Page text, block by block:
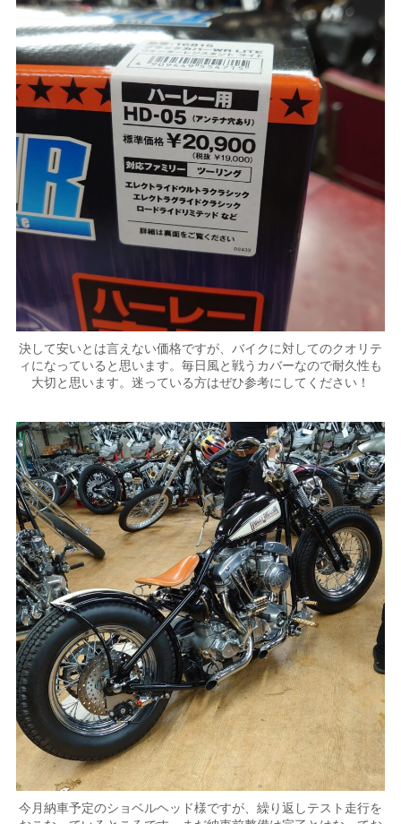
決して安いとは言えない価格ですが、バイクに対してのクオリテ
ィになっていると思います。毎日風と戦うカバーなので耐久性も
大切と思います。迷っている方はぜひ参考にしてください！
今月納車予定のショベルヘッド様ですが、繰り返しテスト走行を